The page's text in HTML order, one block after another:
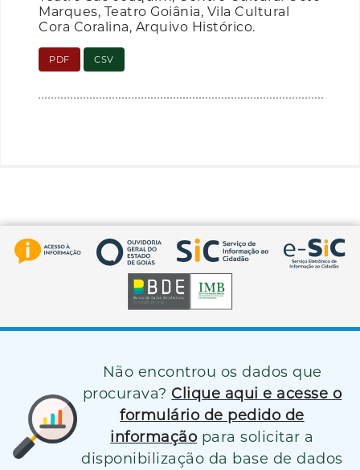
Marques, Teatro Goiânia, Vila Cultural
Cora Coralina, Arquivo Histórico.
PDF CSV
Não encontrou os dados que
procurava? Clique aqui e acesse o
formulário de pedido de
informação para solicitar a
disponibilização da base de dados